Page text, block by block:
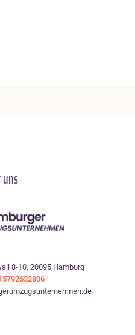
8-10, 20095 Hamburg